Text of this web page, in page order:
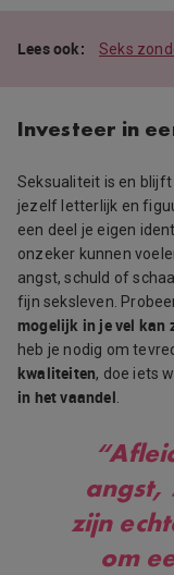
Seks
Investeer in
Seksualiteit is en
jezelf letterlijk en
een deel je eigen
onzeker kunnen
angst, schuld of
fijn seksleven.
mogelijk in je vel kan
heb je nodig om
kwaliteiten, doe iets
in het vaandel
angst,
zijn
om